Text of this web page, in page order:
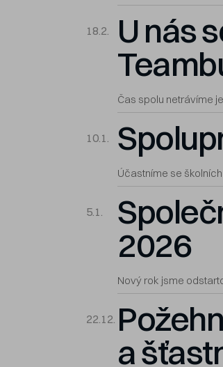
18.2.
U nás
Čas spolu netrávíme
10.1.
Účastníme se
5.1.
2026
Nový rok jsme
22.12.
a